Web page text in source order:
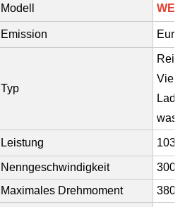
Modell
Emission Euro
Typ
Leistung 103
Nenngeschwindigkeit
3000
Maximales Drehmoment
380